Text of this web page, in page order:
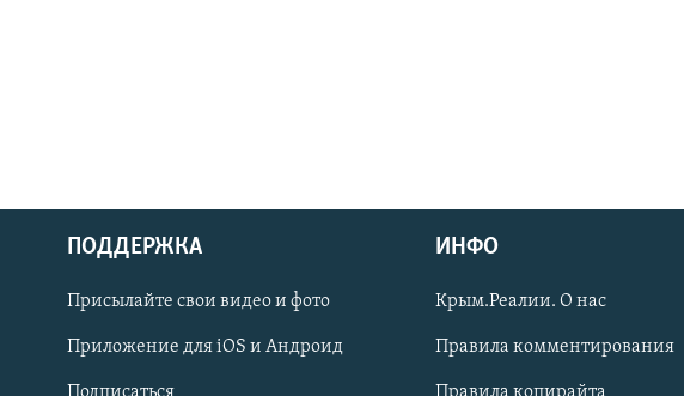
Українською
Qırımtatar
ПОДДЕРЖКА
Присылайте свои видео и фото
Приложение для iOS и Андроид
ИНФО
Крым.Реалии. О нас
Правила комментирования